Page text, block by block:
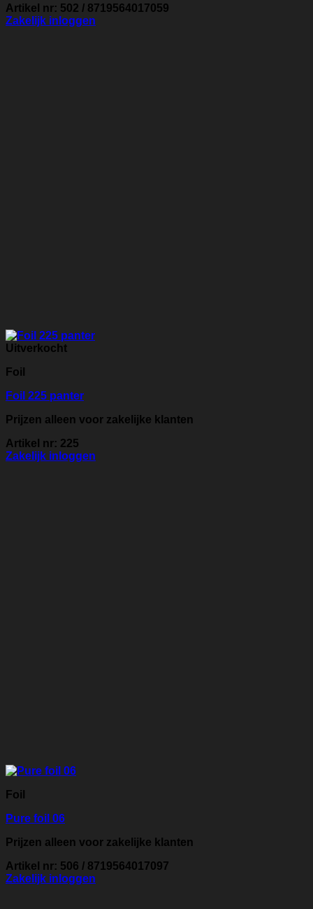
Artikel nr: 502 / 8719564017059
Zakelijk inloggen
Uitverkocht
Foil
Foil 225 panter
Prijzen alleen voor zakelijke klanten
Artikel nr: 225
Zakelijk inloggen
Foil
Pure foil 06
Prijzen alleen voor zakelijke klanten
Artikel nr: 506 / 8719564017097
Zakelijk inloggen